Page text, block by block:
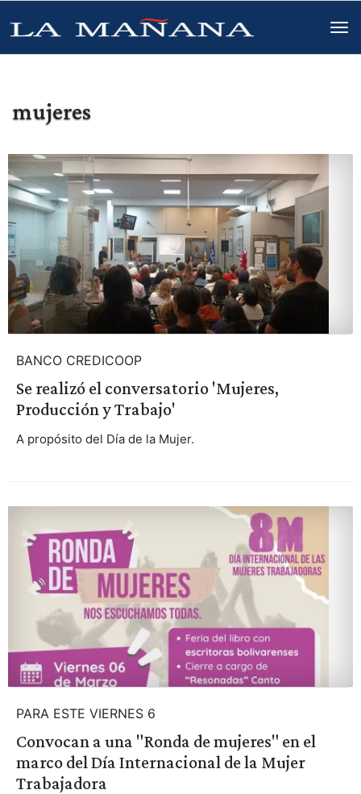
mujeres
BANCO CREDICOOP
Se realizó el conversatorio 'Mujeres,
Producción y Trabajo'
A propósito del Día de la Mujer.
PARA ESTE VIERNES 6
Convocan a una "Ronda de mujeres" en el
marco del Día Internacional de la Mujer
Trabajadora